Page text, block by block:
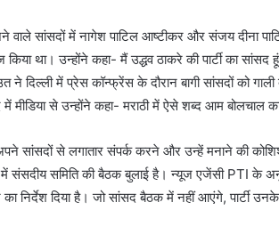
सांसदों में नागेश पाटिल आष्टीकर और संजय दीना
था। उन्होंने कहा- मैं उद्धव ठाकरे की पार्टी का सांसद
दिल्ली में प्रेस कॉन्फ्रेंस के दौरान बागी सांसदों को
मीडिया से उन्होंने कहा- मराठी में ऐसे शब्द आम बोलचाल
अपने सांसदों से लगातार संपर्क करने और उन्हें मनाने की
में संसदीय समिति की बैठक बुलाई है। न्यूज एजेंसी PTI के
का निर्देश दिया है। जो सांसद बैठक में नहीं आएंगे, पार्टी